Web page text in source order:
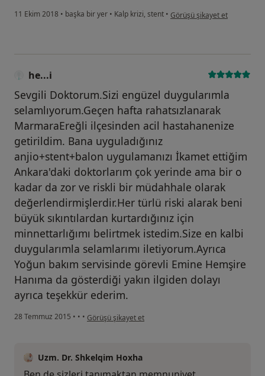
11 Ekim 2018 • başka bir yer • Kalp krizi, stent • kullanıcının görüşüne göre
Görüşü şikayet et
he...i
Sevgili Doktorum.Sizi engüzel duygularımla
selamlıyorum.Geçen hafta rahatsızlanarak
MarmaraEreğli ilçesinden acil hastahanenize
getirildim. Bana uyguladığınız
anjio+stent+balon uygulamanızı İkamet ettiğim
Ankara'daki doktorlarım çok yerinde ama bir o
kadar da zor ve riskli bir müdahhale olarak
değerlendirmişlerdir.Her türlü riski alarak beni
büyük sıkıntılardan kurtardığınız için
minnettarlığımı belirtmek istedim.Size en kalbi
duygularımla selamlarımı iletiyorum.Ayrıca
Yoğun bakım servisinde görevli Emine Hemşire
Hanıma da gösterdiği yakın ilgiden dolayı
ayrıca teşekkür ederim.
28 Temmuz 2015 • • • kullanıcının görüşüne göre he...i
Görüşü şikayet et
Uzm. Dr. Shkelqim Hoxha